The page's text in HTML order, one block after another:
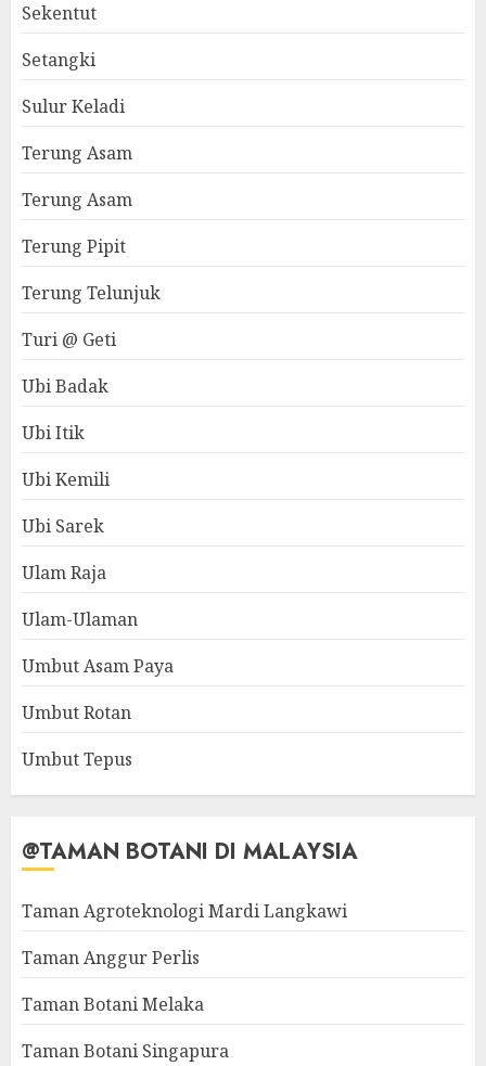
Sekentut
Setangki
Sulur Keladi
Terung Asam
Terung Asam
Terung Pipit
Terung Telunjuk
Turi @ Geti
Ubi Badak
Ubi Itik
Ubi Kemili
Ubi Sarek
Ulam Raja
Ulam-Ulaman
Umbut Asam Paya
Umbut Rotan
Umbut Tepus
@TAMAN BOTANI DI MALAYSIA
Taman Agroteknologi Mardi Langkawi
Taman Anggur Perlis
Taman Botani Melaka
Taman Botani Singapura